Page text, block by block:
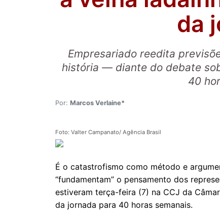
da
Empresariado reedita
história — diante do debate
40
Por: Marcos Verlaine*
Foto: Valter Campanato/ Agência Brasil
É o catastrofismo como método e
“fundamentam” o pensamento dos
estiveram terça-feira (7) na CCJ da
da jornada para 40 horas semanais.